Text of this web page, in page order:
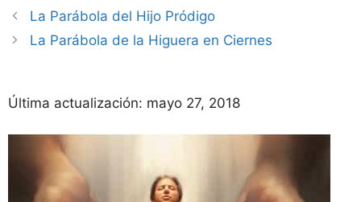
La Parábola del Hijo Pródigo
La Parábola de la Higuera en Ciernes
Última actualización: mayo 27, 2018